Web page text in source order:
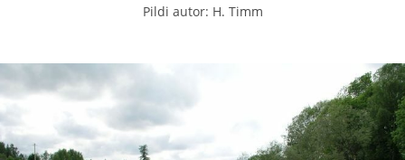
Pildi autor: H. Timm